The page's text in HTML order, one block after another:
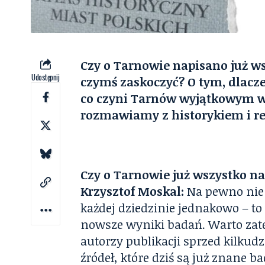
Udostępnij
Czy o Tarnowie napisano już
czymś zaskoczyć? O tym,
co czyni Tarnów wyjątkowym
rozmawiamy z historykiem i
Czy o Tarnowie już wszystko
Krzysztof Moskal: Na pewno
każdej dziedzinie jednakowo –
nowsze wyniki badań. Warto
autorzy publikacji sprzed
źródeł, które dziś są już znane